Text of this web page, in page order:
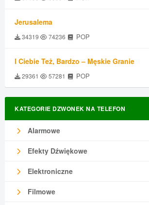
Jerusalema
34319 74236 POP
I Ciebie Też, Bardzo – Męskie Granie
29361 57281 POP
KATEGORIE DZWONEK NA TELEFON
Alarmowe
Efekty Dźwiękowe
Elektroniczne
Filmowe